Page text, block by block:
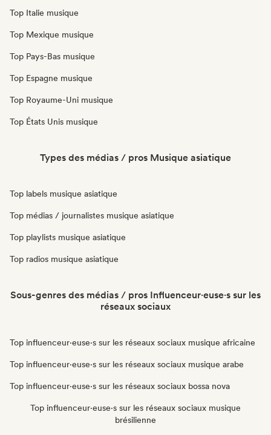
Top Italie musique
Top Mexique musique
Top Pays-Bas musique
Top Espagne musique
Top Royaume-Uni musique
Top États Unis musique
Types des médias / pros Musique asiatique
Top labels musique asiatique
Top médias / journalistes musique asiatique
Top playlists musique asiatique
Top radios musique asiatique
Sous-genres des médias / pros Influenceur·euse·s sur les
réseaux sociaux
Top influenceur·euse·s sur les réseaux sociaux musique africaine
Top influenceur·euse·s sur les réseaux sociaux musique arabe
Top influenceur·euse·s sur les réseaux sociaux bossa nova
Top influenceur·euse·s sur les réseaux sociaux musique
brésilienne